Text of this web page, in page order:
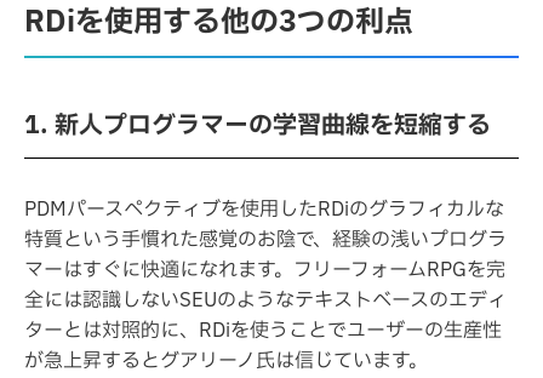
RDiを使用する他の3つの利点
1. 新人プログラマーの学習曲線を短縮する
PDMパースペクティブを使用したRDiのグラフィカルな
特質という手慣れた感覚のお陰で、経験の浅いプログラ
マーはすぐに快適になれます。フリーフォームRPGを完
全には認識しないSEUのようなテキストベースのエディ
ターとは対照的に、RDiを使うことでユーザーの生産性
が急上昇するとグアリーノ氏は信じています。